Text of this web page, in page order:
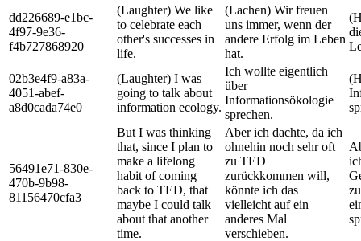
dd226689-e1bc-
4f97-9e36-
f4b727868920
(Laughter) We like
to celebrate each
other's successes in
life.
(Lachen) Wir freuen
uns immer, wenn der
andere Erfolg im Leben
hat.
02b3e4f9-a83a-
4051-abef-
a8d0cada74e0
(Laughter) I was
going to talk about
information ecology.
Ich wollte eigentlich
über
Informationsökologie
sprechen.
56491e71-830e-
470b-9b98-
81156470cfa3
But I was thinking
that, since I plan to
make a lifelong
habit of coming
back to TED, that
maybe I could talk
about that another
time.
Aber ich dachte, da ich
ohnehin noch sehr oft
zu TED
zurückkommen will,
könnte ich das
vielleicht auf ein
anderes Mal
verschieben.